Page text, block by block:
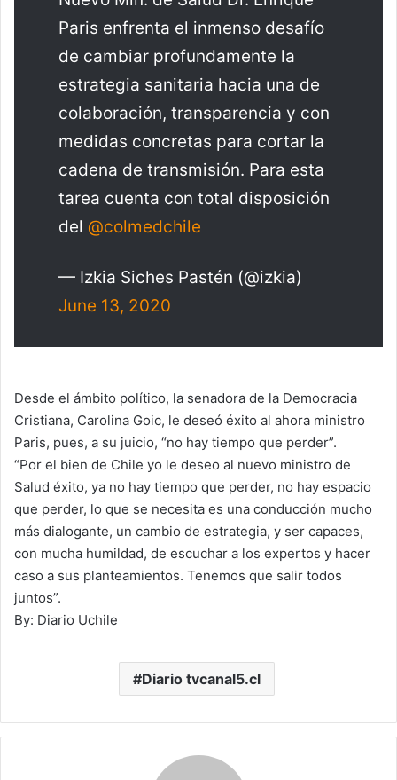
Paris enfrenta el inmenso desafío
de cambiar profundamente la
estrategia sanitaria hacia una de
colaboración, transparencia y con
medidas concretas para cortar la
cadena de transmisión. Para esta
tarea cuenta con total disposición
del @colmedchile
— Izkia Siches Pastén (@izkia)
June 13, 2020
Desde el ámbito político, la senadora de la Democracia
Cristiana, Carolina Goic, le deseó éxito al ahora ministro
Paris, pues, a su juicio, “no hay tiempo que perder”.
“Por el bien de Chile yo le deseo al nuevo ministro de
Salud éxito, ya no hay tiempo que perder, no hay espacio
que perder, lo que se necesita es una conducción mucho
más dialogante, un cambio de estrategia, y ser capaces,
con mucha humildad, de escuchar a los expertos y hacer
caso a sus planteamientos. Tenemos que salir todos
juntos”.
By: Diario Uchile
Diario tvcanal5.cl